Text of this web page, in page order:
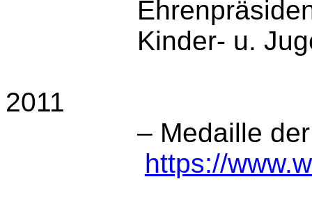
Kinder- u.
2011
– Medaille
https://